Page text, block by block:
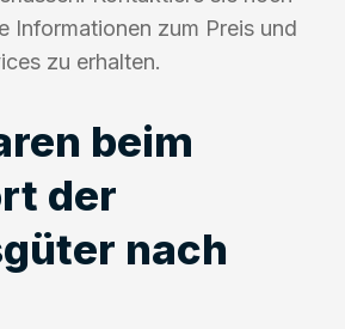
Informationen zum Preis und
zu erhalten.
beim
der
nach